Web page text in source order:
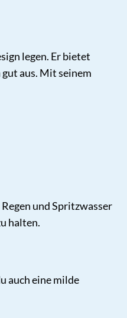
legen. Er bietet
aus. Mit seinem
und Spritzwasser
halten.
auch eine milde